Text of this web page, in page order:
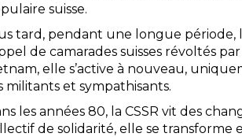
suisse.
tard, pendant une longue période,
de camarades suisses révoltés
elle s’active à nouveau,
militants et sympathisants.
les années 80, la CSSR vit des
de solidarité, elle se transforme